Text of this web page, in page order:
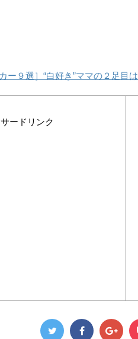
ー９選］“白好き”ママの２足目
ードリンク